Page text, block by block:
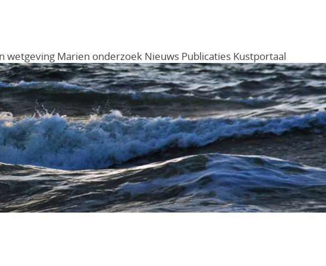
Menu
wetgeving Marien onderzoek Nieuws Publicaties Kustportaal